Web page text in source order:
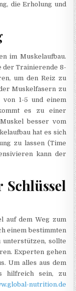
die Erholung und
im Muskelaufbau.
der Trainierende 8-
um den Reiz zu
Muskelfasern zu
1-5 und einem
es zu einer
besser vom
hat es sich
zu lassen (Time
kann der
auf dem Weg zum
einem bestimmten
unterstützen, sollte
Experten gehen
Um alles aus dem
hilfreich sein, zu
nutrition.de